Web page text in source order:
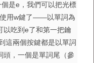
是e，我們可以把光標
用w鍵了——以單詞為
以吃到e了和第一把鑰
這兩個按鍵都是以單詞
頭，一個是單詞尾（參